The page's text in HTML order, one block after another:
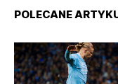
POLECANE